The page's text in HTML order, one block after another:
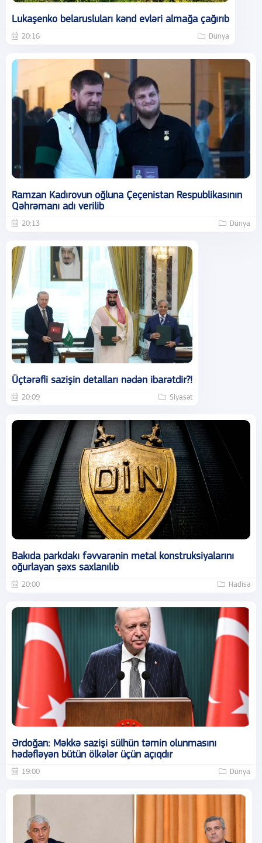
Lukaşenko belarusluları kənd evləri almağa çağırıb
20:16 Dünya
Ramzan Kadırovun oğluna Çeçenistan Respublikasının
Qəhrəmanı adı verilib
20:13 Dünya
Üçtərəfli sazişin detalları nədən ibarətdir?!
20:09 Siyasət
Bakıda parkdakı fəvvarənin metal konstruksiyalarını
oğurlayan şəxs saxlanılıb
20:00 Hadisə
Ərdoğan: Məkkə sazişi sülhün təmin olunmasını
hədəfləyən bütün ölkələr üçün açıqdır
19:00 Dünya